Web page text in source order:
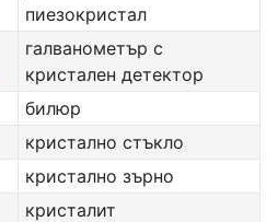
пиезокристал
галванометър с
кристален детектор
билюр
кристално стъкло
кристално зърно
кристалит